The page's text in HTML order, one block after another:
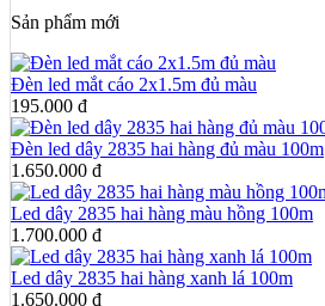
Sản phẩm mới
Đèn led mắt cáo 2x1.5m đủ màu
195.000 đ
Đèn led dây 2835 hai hàng đủ màu 100m
1.650.000 đ
Led dây 2835 hai hàng màu hồng 100m
1.700.000 đ
Led dây 2835 hai hàng xanh lá 100m
1.650.000 đ